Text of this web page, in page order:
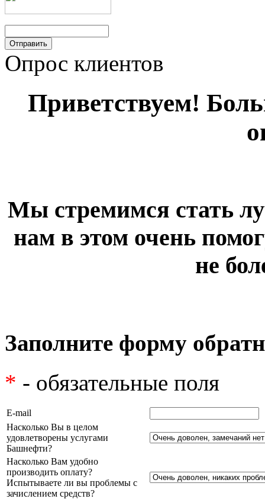
Опрос клиентов
Приветствуем!
Мы стремимся стать
нам в этом очень
не
Заполните форму
* - обязательные поля
E-mail
Насколько Вы в целом
удовлетворены услугами
Башнефти?
Насколько Вам удобно
производить оплату?
Испытываете ли вы проблемы с
зачислением средств?